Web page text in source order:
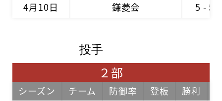
4月10日
鎌菱会 5 - 5
投手
２部
シーズン チーム 防御率 登板 勝利